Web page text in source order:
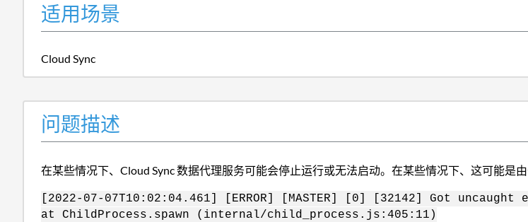
适用场景
Cloud Sync
问题描述
在某些情况下、Cloud Sync 数据代理服务可能会停止运行或无法启动。在某些情况下、这可能是
[2022-07-07T10:02:04.461] [ERROR] [MASTER] [0] [32142] Got uncaught
at ChildProcess.spawn (internal/child_process.js:405:11)